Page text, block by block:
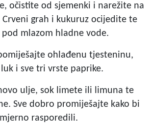
očistite od sjemenki i narežite na
Crveni grah i kukuruz ocijedite te
mlazom hladne vode.
ohlađenu tjesteninu,
i sve tri vrste paprike.
ulje, sok limete ili limuna te
Sve dobro promiješajte kako bi
rasporedili.